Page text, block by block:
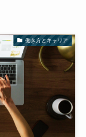
働き方とキャリア